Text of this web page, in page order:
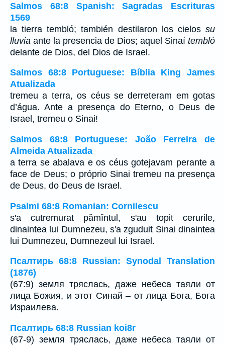
Salmos 68:8 Spanish: Sagradas Escrituras
1569
la tierra tembló; también destilaron los cielos su
lluvia ante la presencia de Dios; aquel Sinaí tembló
delante de Dios, del Dios de Israel.
Salmos 68:8 Portuguese: Bíblia King James
Atualizada
tremeu a terra, os céus se derreteram em gotas
d’água. Ante a presença do Eterno, o Deus de
Israel, tremeu o Sinai!
Salmos 68:8 Portuguese: João Ferreira de
Almeida Atualizada
a terra se abalava e os céus gotejavam perante a
face de Deus; o próprio Sinai tremeu na presença
de Deus, do Deus de Israel.
Psalmi 68:8 Romanian: Cornilescu
s'a cutremurat pămîntul, s'au topit cerurile,
dinaintea lui Dumnezeu, s'a zguduit Sinai dinaintea
lui Dumnezeu, Dumnezeul lui Israel.
Псалтирь 68:8 Russian: Synodal Translation
(1876)
(67:9) земля тряслась, даже небеса таяли от
лица Божия, и этот Синай – от лица Бога, Бога
Израилева.
Псалтирь 68:8 Russian koi8r
(67-9) земля тряслась, даже небеса таяли от